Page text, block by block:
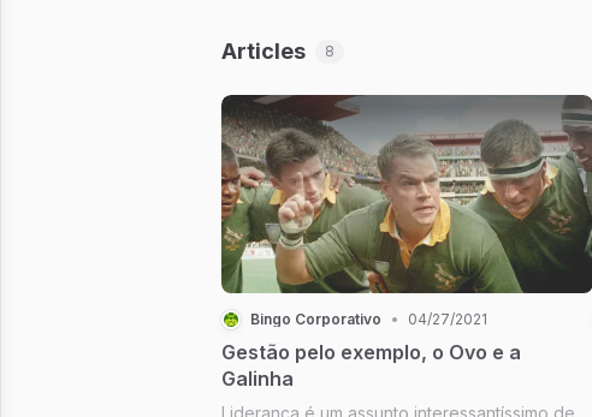
Articles 8
Bingo Corporativo • 04/27/2021
Gestão pelo exemplo, o Ovo e a
Galinha
Liderança é um assunto interessantíssimo de